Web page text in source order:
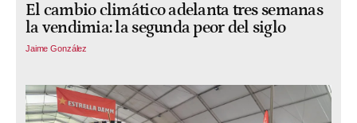
El cambio climático adelanta tres semanas
la vendimia: la segunda peor del siglo
Jaime González